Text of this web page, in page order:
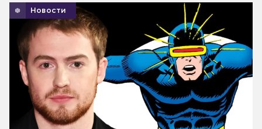
Новости